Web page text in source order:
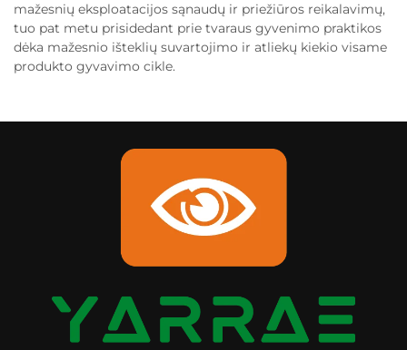
mažesnių eksploatacijos sąnaudų ir priežiūros reikalavimų,
tuo pat metu prisidedant prie tvaraus gyvenimo praktikos
dėka mažesnio išteklių suvartojimo ir atliekų kiekio visame
produkto gyvavimo cikle.